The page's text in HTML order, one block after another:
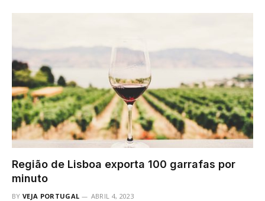
Região de Lisboa exporta 100 garrafas por
minuto
BY VEJA PORTUGAL ABRIL 4, 2023